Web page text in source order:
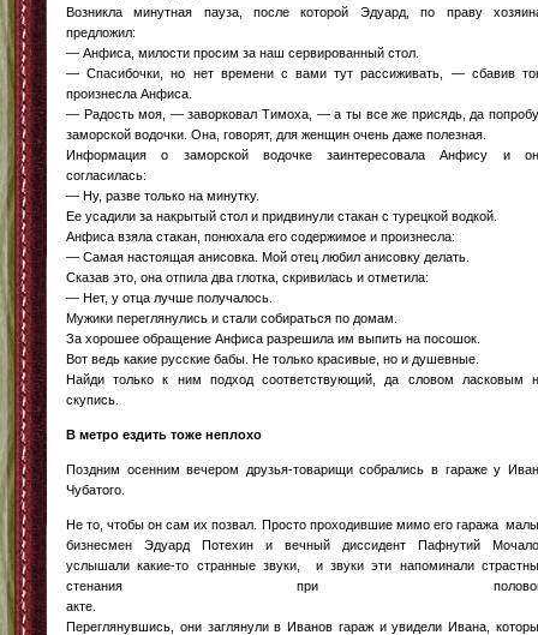
Возникла минутная пауза, после которой Эдуард, по праву
предложил:
— Анфиса, милости просим за наш сервированный стол.
— Спасибочки, но нет времени с вами тут рассиживать, — сбавив
произнесла Анфиса.
— Радость моя, — заворковал Тимоха, — а ты все же присядь, да
заморской водочки. Она, говорят, для женщин очень даже полезная.
Информация о заморской водочке заинтересовала Анфису и
согласилась:
— Ну, разве только на минутку.
Ее усадили за накрытый стол и придвинули стакан с турецкой водкой.
Анфиса взяла стакан, понюхала его содержимое и произнесла:
— Самая настоящая анисовка. Мой отец любил анисовку делать.
Сказав это, она отпила два глотка, скривилась и отметила:
— Нет, у отца лучше получалось.
Мужики переглянулись и стали собираться по домам.
За хорошее обращение Анфиса разрешила им выпить на посошок.
Вот ведь какие русские бабы. Не только красивые, но и душевные.
Найди только к ним подход соответствующий, да словом ласковым
скупись.
В метро ездить тоже неплохо
Поздним осенним вечером друзья-товарищи собрались в гараже у
Чубатого.
Не то, чтобы он сам их позвал. Просто проходившие мимо его гаража малый бизнесмен Эдуард Потехин и вечный диссидент Пафнутий Мочалов услышали какие-то странные звуки, и звуки эти напоминали страстные стенания при половом акте. Переглянувшись, они заглянули в Иванов гараж и увидели Ивана, который сидел в потрепанном кресле и вертел в руках какую-то игрушку. Именно эта игрушка и была источником страстных стенаний. – Привет, Иван, — одновременно приветствовали они соседа по гаражам. – Здоровеньки булы, — ответил Чубатый, пряча игрушку. – А что это ты там прячешь, Чубатый? — спросил его Эдуард. – Да так, — смутился Иван, — забавную игрушку мне подарили. Она так охает, да ахает, что самому хочется. – А ну-ка включи ее еще раз, — предложил Пафнутий. Иван включил игрушку, и страстные стенания вновь возобновились. На эти стенания, как мухи на мед, пожаловали активный участник коммунистических митингов Всеволод Бычаркин и начальник отдела снабжения Андрей Тюлькин. Как истинный снабженец, Андрей Тюлькин держал в руках бутылку водки и банку свежезасоленных огурцов. Увидев бутылку, Иван оживился и предложил: — Громодяне, а ни обмыть ли нам эту игрушку? — Конечно, обмыть, — поддержал его Пафнутий. – Я, вообще-то, бутылку с огурцами домой несу, — сообщил Тюлькин. – Где это видано, чтобы настоящий мужик с гаража с бутылкой водки возвращался? – возмутился Эдуард. Говоря это, он особое ударение сделал на слове «настоящий». Его тут же поддержал Всеволод Бычаркин: — Настоящий мужик с бутылкой из гаража не возвращается. Нет, пустую бутылку он, конечно, может забрать домой, но чтобы целую ….. В общем, уговорили мужики смутившегося Тюлькина, быстро организовали столик и, разлив по соточке, выпили за Иванову игрушку. За столом раздалось дружное хрумканье солеными огурчиками. Доев свой огурец, Андрей попросил: — Иван, а дай-ка еще раз послушать твою игрушку. Ну как не угодишь человеку, который душу твою согрел, да еще и закусон обеспечил. В гараже опять раздались страстные стоны и неразборчивые причитания. Слушая стоны, мужики перемигивались, закатывали глаза, а некоторые из них пытались даже игрушке подвывать. – А что это за коллективный секс? – раздался подвыпивший голос. Это в гараж ввалился главный травильщик анекдотов Тимоха Трепалов. Мужики посмотрели на раскрасневшегося Тимоху, а Эдуард произнес: — Присоединяйся и ты. А если поставишь бутылку, то первым будешь. – Бутылку поставлю, но первым не буду, — сказал Тимоха, вытаскивая из-за пазухи бутылку беленькой, — квакнуть – это я могу, а изменять супружнице – ни-ни. – Что, неужели ни разу не изменял ей? – спросил Всеволод. – Было дело, но так давно, что и не упомню, — ответил Тимоха. – Вот за это давайте и выпьем, — предложил Пафнутий. – За что, за это? – переспросил Иван. – А за то, что наш Тимоха верность блюдет. Мужики выпили по второй, и Тимоха разошелся: — Ехал я тут, мужики, в метро…, — но удивленные взгляды мужиков заставили его прояснить ситуацию, — поднабрался я накануне, вот и оставил машину в гараже. Мужики понимающе закивали головами, и только Тюлькин встрял: — Подумаешь, поднабрался. Разве это помеха. – Кому не помеха, а я с будуна за руль не сажусь, — возразил Тимоха и на мгновение задумался. – Продолжай, Тимоха, а то водка киснет, — подбодрил его Иван. – Вот я и говорю, зашел я в метро, сел в вагон электрички. Вернее, еле втиснулся в этот самый вагон. Да втиснулся так, что спереди прилип к женщине лет тридцати, а с боку прислонился к молодке с округлыми формами. На следующей остановке меня так подтолкнули, что всем своим телом я ощутил тепло, исходящее как от той, так и от другой. Тимоха опять ненадолго задумался, словно заново переживая поездку в метро. – Тимоха, ты, это, не тяни, — проглотив слюну, воскликнул Эдуард. – И так мне, братцы, захотелось, что хоть беги, — продолжил Тимоха, — а бежать-то и некуда. Меня аж в дрожь бросило. Стоявшая впереди женщина почувствовала мое напряжение и тоже напряглась. Наши взгляды встретились, и какая-то искорка пробежала между нами. Я попытался повернуться, чтобы не надоедать ей своим напряжением, но не тут-то было. Так в приятном напряжении я и проехал свою остановку. Сказав это, Тимоха вытер со лба пот и потянулся к бутылке. За столом